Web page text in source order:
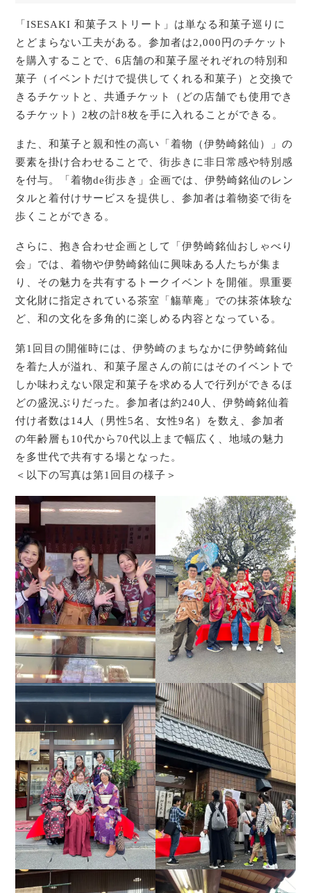
「ISESAKI 和菓子ストリート」は単なる和菓子巡りに
とどまらない工夫がある。参加者は2,000円のチケット
を購入することで、6店舗の和菓子屋それぞれの特別和
菓子（イベントだけで提供してくれる和菓子）と交換で
きるチケットと、共通チケット（どの店舗でも使用でき
るチケット）2枚の計8枚を手に入れることができる。
また、和菓子と親和性の高い「着物（伊勢崎銘仙）」の
要素を掛け合わせることで、街歩きに非日常感や特別感
を付与。「着物de街歩き」企画では、伊勢崎銘仙のレン
タルと着付けサービスを提供し、参加者は着物姿で街を
歩くことができる。
さらに、抱き合わせ企画として「伊勢崎銘仙おしゃべり
会」では、着物や伊勢崎銘仙に興味ある人たちが集ま
り、その魅力を共有するトークイベントを開催。県重要
文化財に指定されている茶室「觴華庵」での抹茶体験な
ど、和の文化を多角的に楽しめる内容となっている。
第1回目の開催時には、伊勢崎のまちなかに伊勢崎銘仙
を着た人が溢れ、和菓子屋さんの前にはそのイベントで
しか味わえない限定和菓子を求める人で行列ができるほ
どの盛況ぶりだった。参加者は約240人、伊勢崎銘仙着
付け者数は14人（男性5名、女性9名）を数え、参加者
の年齢層も10代から70代以上まで幅広く、地域の魅力
を多世代で共有する場となった。
＜以下の写真は第1回目の様子＞